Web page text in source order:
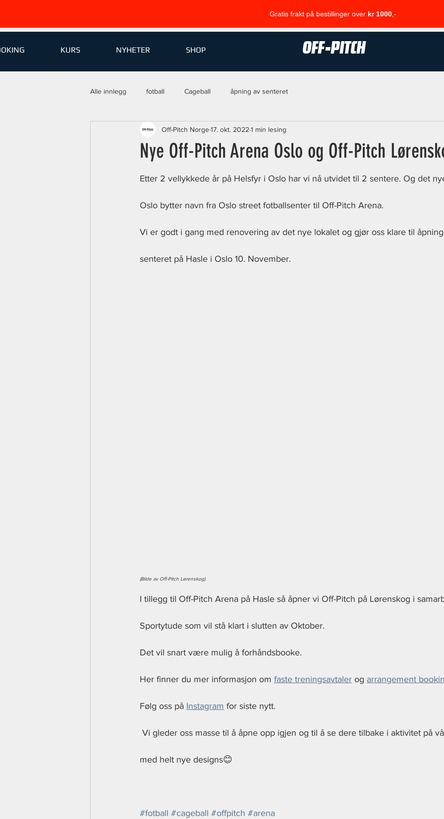
Gratis frakt på bestillinger over kr 1000 ,-
KURS NYHETER SHOP OFF-PITCH
Alle innlegg fotball Cageball åpning av senteret
Nye Off-Pitch Arena Oslo og Off-Pitch
Off-Pitch Norge17. okt. 2022 1 min lesing
Etter 2 vellykkede år på Helsfyr i Oslo har vi nå utvidet til 2 sentere. Og det
Oslo bytter navn fra Oslo street fotballsenter til Off-Pitch Arena.
Vi er godt i gang med renovering av det nye lokalet og gjør oss klare til
senteret på Hasle i Oslo 10. November.
(Bilde av Off-Pitch Lørenskog)
I tillegg til Off-Pitch Arena på Hasle så åpner vi Off-Pitch på Lørenskog i
Sportytude som vil stå klart i slutten av Oktober.
Det vil snart være mulig å forhåndsbooke.
Her finner du mer informasjon om faste treningsavtaler og arrangement
​Følg oss på Instagram for siste nytt.
med helt nye designs😊
#fotball #cageball #offpitch #arena